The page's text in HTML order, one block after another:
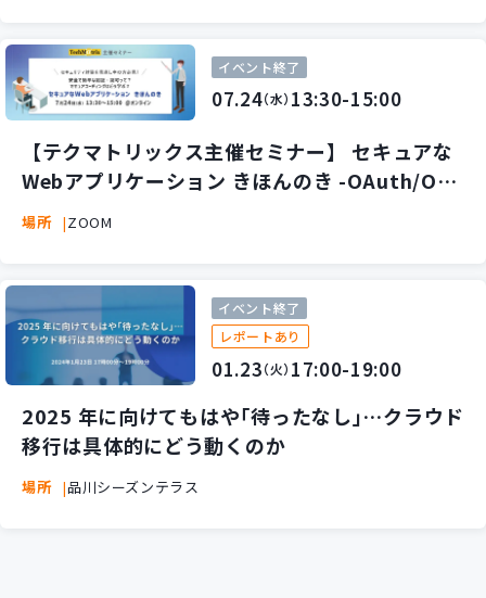
イベント終了
07.24（水） 13:30-15:00
【テクマトリックス主催セミナー】 セキュアな
Webアプリケーション きほんのき -OAuth/OID
Cによる認証・認可、セキュリティ強化の方法-
場所 ZOOM
イベント終了
レポートあり
01.23（火） 17:00-19:00
2025 年に向けてもはや｢待ったなし｣…クラウド
移行は具体的にどう動くのか
場所 品川シーズンテラス